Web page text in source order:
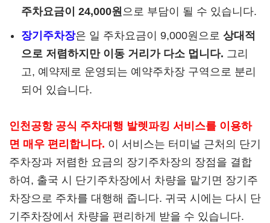
주차요금이 24,000원으로 부담이 될 수 있습니다.
장기주차장은 일 주차요금이 9,000원으로 상대적
으로 저렴하지만 이동 거리가 다소 멉니다. 그리
고, 예약제로 운영되는 예약주차장 구역으로 분리
되어 있습니다.
인천공항 공식 주차대행 발렛파킹 서비스를 이용하
면 매우 편리합니다. 이 서비스는 터미널 근처의 단기
주차장과 저렴한 요금의 장기주차장의 장점을 결합
하여, 출국 시 단기주차장에서 차량을 맡기면 장기주
차장으로 주차를 대행해 줍니다. 귀국 시에는 다시 단
기주차장에서 차량을 편리하게 받을 수 있습니다.